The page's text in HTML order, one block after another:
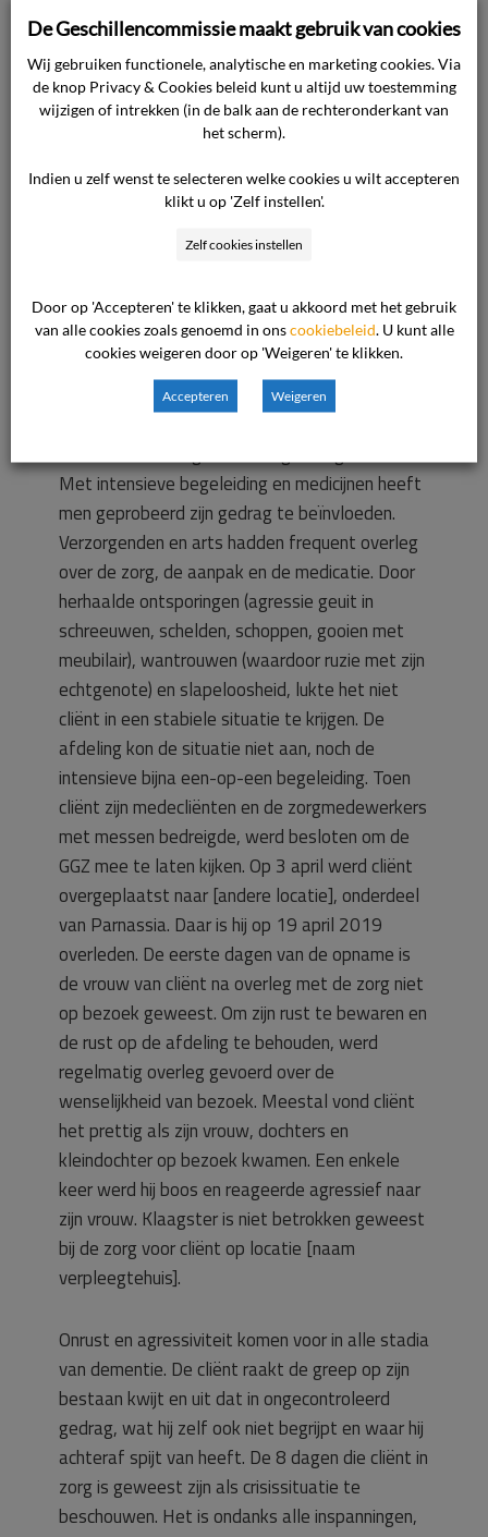
onderzoek is het volgende gebleken:
Cliënt is op 26 maart 2019 opgenomen in
[naam verpleegtehuis]. Zijn echtgenote had de
niet meer wist wat ze met hem aan moest. Hij
was al de hele week onrustig. De huisarts
besloot hem aan te bieden voor een
dementie. Hij ging 4 dagen per week naar de
dagopvang, maar werd de laatste week
geweigerd omdat hij zo agressief was. Hij was
ook bekend met hartklachten, waarvoor hij
Met intensieve begeleiding en medicijnen heeft
men geprobeerd zijn gedrag te beïnvloeden.
Verzorgenden en arts hadden frequent overleg
over de zorg, de aanpak en de medicatie. Door
herhaalde ontsporingen (agressie geuit in
schreeuwen, schelden, schoppen, gooien met
meubilair), wantrouwen (waardoor ruzie met zijn
echtgenote) en slapeloosheid, lukte het niet
cliënt in een stabiele situatie te krijgen. De
afdeling kon de situatie niet aan, noch de
intensieve bijna een-op-een begeleiding. Toen
cliënt zijn medecliënten en de zorgmedewerkers
met messen bedreigde, werd besloten om de
GGZ mee te laten kijken. Op 3 april werd cliënt
overgeplaatst naar [andere locatie], onderdeel
van Parnassia. Daar is hij op 19 april 2019
overleden. De eerste dagen van de opname is
de vrouw van cliënt na overleg met de zorg niet
op bezoek geweest. Om zijn rust te bewaren en
de rust op de afdeling te behouden, werd
regelmatig overleg gevoerd over de
wenselijkheid van bezoek. Meestal vond cliënt
het prettig als zijn vrouw, dochters en
kleindochter op bezoek kwamen. Een enkele
keer werd hij boos en reageerde agressief naar
zijn vrouw. Klaagster is niet betrokken geweest
bij de zorg voor cliënt op locatie [naam
verpleegtehuis].
Onrust en agressiviteit komen voor in alle stadia
van dementie. De cliënt raakt de greep op zijn
bestaan kwijt en uit dat in ongecontroleerd
gedrag, wat hij zelf ook niet begrijpt en waar hij
achteraf spijt van heeft. De 8 dagen die cliënt in
zorg is geweest zijn als crisissituatie te
beschouwen. Het is ondanks alle inspanningen,
De Geschillencommissie maakt gebruik van cookies
Wij gebruiken functionele, analytische en marketing cookies. Via
de knop Privacy & Cookies beleid kunt u altijd uw toestemming
wijzigen of intrekken (in de balk aan de rechteronderkant van
het scherm).
Indien u zelf wenst te selecteren welke cookies u wilt accepteren
klikt u op 'Zelf instellen'.
Zelf cookies instellen
Door op 'Accepteren' te klikken, gaat u akkoord met het gebruik
van alle cookies zoals genoemd in onscookiebeleid . U kunt alle
cookies weigeren door op 'Weigeren' te klikken.
Accepteren Weigeren